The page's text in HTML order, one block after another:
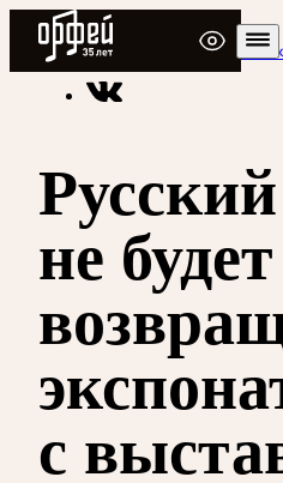
Радио Орфей
Радио классической музыки
не
с